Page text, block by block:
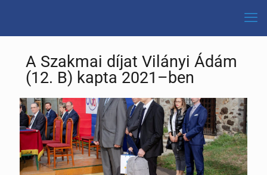
A Szakmai díjat Vilányi Ádám
(12. B) kapta 2021–ben